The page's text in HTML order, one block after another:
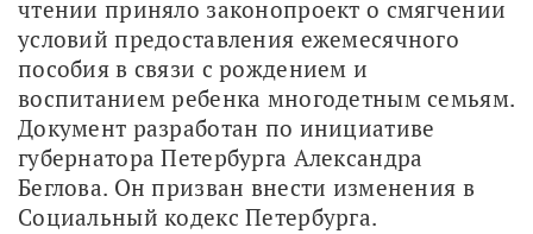
чтении приняло законопроект о смягчении
условий предоставления ежемесячного
пособия в связи с рождением и
воспитанием ребенка многодетным семьям.
Документ разработан по инициативе
губернатора Петербурга Александра
Беглова. Он призван внести изменения в
Социальный кодекс Петербурга.